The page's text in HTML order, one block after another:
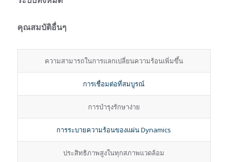
คุณสมบัติอื่นๆ
ความสามารถในการแลกเปลี่ยนความร้อนเพิ่มขึ้น
การเชื่อมต่อที่สมบูรณ์
การบำรุงรักษาง่าย
การระบายความร้อนของแผ่น Dynamics
ประสิทธิภาพสูงในทุกสภาพแวดล้อม